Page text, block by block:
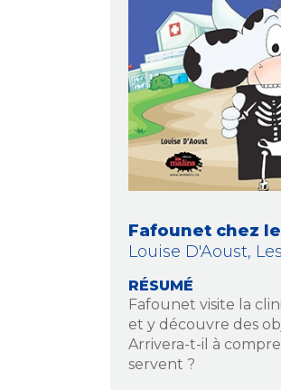
Fafounet chez
Louise D'Aoust,
RÉSUMÉ
Fafounet visite la
et y découvre des
Arrivera-t-il à
servent ?